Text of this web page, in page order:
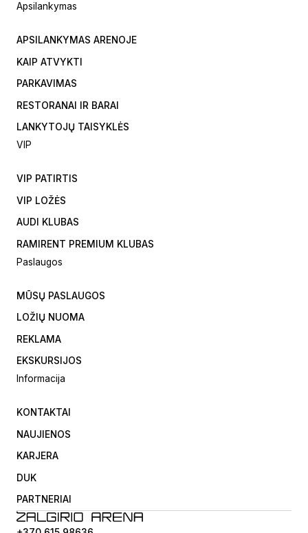
Apsilankymas
APSILANKYMAS ARENOJE
KAIP ATVYKTI
PARKAVIMAS
RESTORANAI IR BARAI
LANKYTOJŲ TAISYKLĖS
VIP
VIP PATIRTIS
VIP LOŽĖS
AUDI KLUBAS
RAMIRENT PREMIUM KLUBAS
Paslaugos
MŪSŲ PASLAUGOS
LOŽIŲ NUOMA
REKLAMA
EKSKURSIJOS
Informacija
KONTAKTAI
NAUJIENOS
KARJERA
DUK
PARTNERIAI